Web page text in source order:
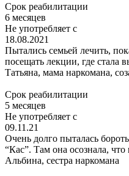
Срок реабилитации
6 месяцев
Не употребляет с
18.08.2021
Пытались семьей лечить,
посещать лекции, где стала
Татьяна, мама наркомана,
Срок реабилитации
5 месяцев
Не употребляет с
09.11.21
Очень долго пыталась
“Кас”. Там она осознала,
Альбина, сестра наркомана